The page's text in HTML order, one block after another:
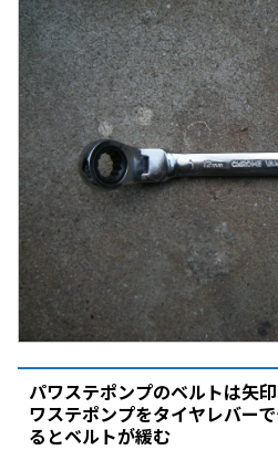
パワステポンプのベルトは矢
ワステポンプをタイヤレバー
るとベルトが緩む